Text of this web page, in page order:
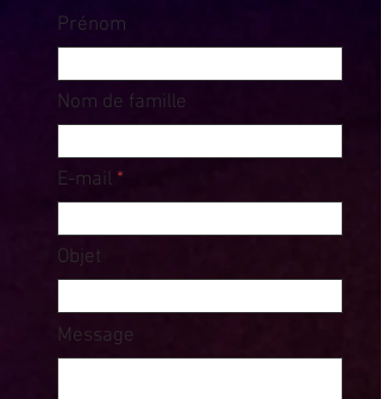
Prénom
Nom de famille
E-mail
Objet
Message